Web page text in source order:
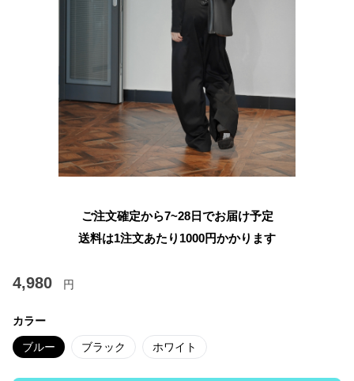
ご注文確定から7~28日でお届け予定
送料は1注文あたり 1000円かかります
4,980 円
カラー
ブルー ブラック ホワイト